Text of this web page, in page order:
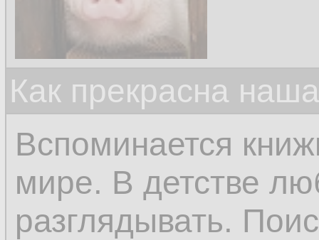
Как прекрасна
Вспоминается
мире. В детстве
разглядывать.